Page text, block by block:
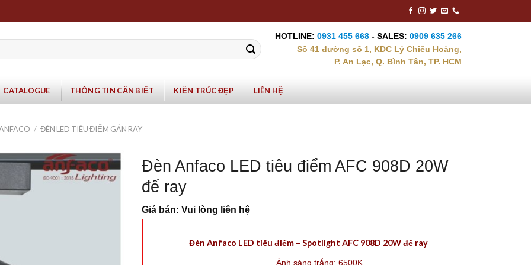
HOTLINE: 0931 455 668 - SALES: 0909 635 266
Số 41 đường số 1, KDC Lý Chiêu Hoàng,
P. An Lạc, Q. Bình Tân, TP. HCM
CATALOGUE THÔNG TIN CẦN BIẾT KIẾN TRÚC ĐẸP LIÊN HỆ
/ ĐÈN LED TIÊU ĐIỂM GẮN RAY
Đèn Anfaco LED tiêu điểm AFC 908D 20W
đế ray
Giá bán: Vui lòng liên hệ
Đèn Anfaco LED tiêu điểm – Spotlight AFC 908D 20W đế ray
Ánh sáng trắng: 6500K